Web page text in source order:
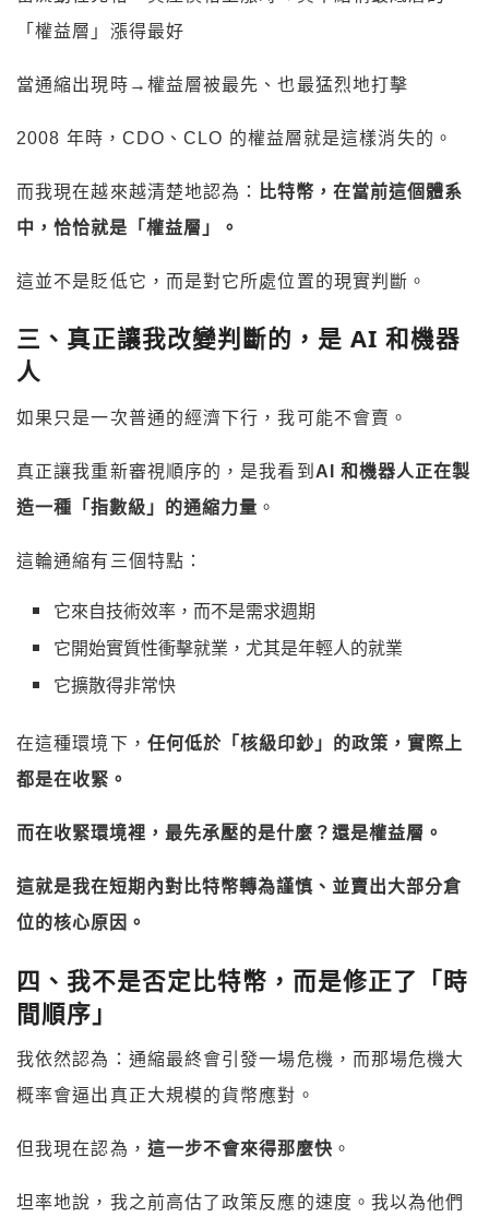
「權益層」漲得最好
當通縮出現時→權益層被最先、也最猛烈地打擊
2008 年時，CDO、CLO 的權益層就是這樣消失的。
而我現在越來越清楚地認為：
比特幣，在當前這個體系
中，恰恰就是「權益層」。
這並不是貶低它，而是對它所處位置的現實判斷。
三、真正讓我改變判斷的，是 AI 和機器
人
如果只是一次普通的經濟下行，我可能不會賣。
真正讓我重新審視順序的，是我看到 AI 和機器人正在製
造一種「指數級」的通縮力量 。
這輪通縮有三個特點：
它來自技術效率，而不是需求週期
它開始實質性衝擊就業，尤其是年輕人的就業
它擴散得非常快
在這種環境下， 任何低於「核級印鈔」的政策，實際上
都是在收緊。
而在收緊環境裡，最先承壓的是什麼？還是權益層。
這就是我在短期內對比特幣轉為謹慎、並賣出大部分倉
位的核心原因。
四、我不是否定比特幣，而是修正了「時
間順序」
我依然認為：通縮最終會引發一場危機，而那場危機大
概率會逼出真正大規模的貨幣應對。
但我現在認為， 這一步不會來得那麼快 。
坦率地說，我之前高估了政策反應的速度。我以為他們